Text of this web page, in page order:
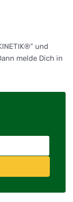
und
melde Dich in